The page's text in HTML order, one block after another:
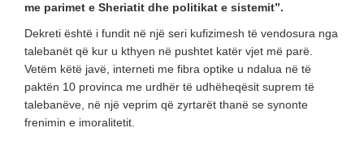
me parimet e Sheriatit dhe politikat e sistemit”.
Dekreti është i fundit në një seri kufizimesh të vendosura nga
talebanët që kur u kthyen në pushtet katër vjet më parë.
Vetëm këtë javë, interneti me fibra optike u ndalua në të
paktën 10 provinca me urdhër të udhëheqësit suprem të
talebanëve, në një veprim që zyrtarët thanë se synonte
frenimin e imoralitetit.